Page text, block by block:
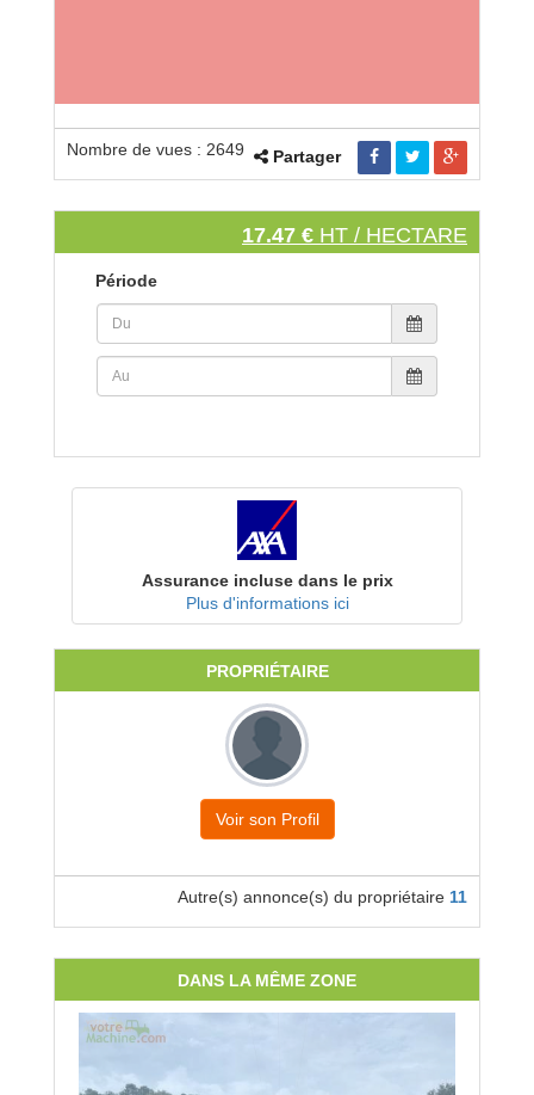
Nombre de vues : 2649 Partager
17.47 € HT / HECTARE
Période
Assurance incluse dans le prix
Plus d'informations ici
PROPRIÉTAIRE
Voir son Profil
Autre(s) annonce(s) du propriétaire 11
DANS LA MÊME ZONE